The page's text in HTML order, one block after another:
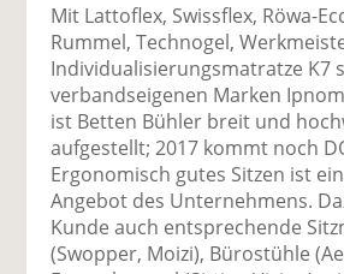
Mit Lattoflex, Swissflex, Röwa-
Rummel, Technogel,
Individualisierungsmatratze K7
verbandseigenen Marken
ist Betten Bühler breit und
aufgestellt; 2017 kommt noch
Ergonomisch gutes Sitzen ist
Angebot des Unternehmens.
Kunde auch entsprechende
(Swopper, Moizi), Bürostühle